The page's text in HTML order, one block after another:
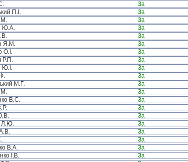
За
П.І.
За
За
Ю.А.
За
За
Я.М.
За
О.І.
За
Р.П.
За
Ю.І.
За
За
М.Г.
За
За
В.С.
За
За
За
Л.Ю.
За
За
За
В.А.
За
І.В.
За